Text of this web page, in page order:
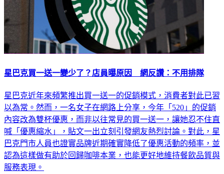
星巴克買一送一變少了？店員曝原因 網反讚：不用排隊
星巴克近年來頻繁推出買一送一的促銷模式，消費者對此已習
以為常。然而，一名女子在網路上分享，今年「520」的促銷
內容改為雙杯優惠，而非以往常見的買一送一，讓她忍不住直
喊「優惠縮水」，貼文一出立刻引發網友熱烈討論。對此，星
巴克門市人員也證實品牌近期確實降低了優惠活動的頻率，並
認為這樣做有助於回歸咖啡本業，也能更好地維持餐飲品質與
服務表現。